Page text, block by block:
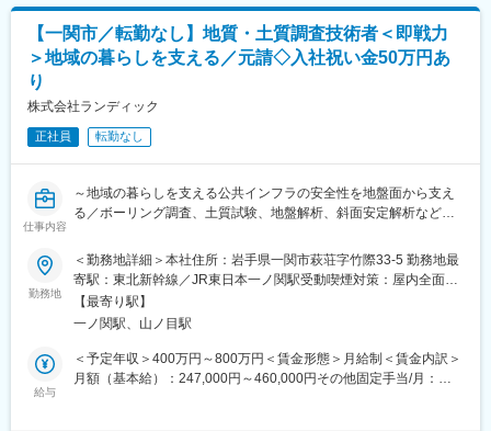
◎体系的な教育プログラムを用意しており、現場や広島本社での
定期的な教育を通じて業務を習得できます。
◎他にもキャリア採用時研修やフォローアップ研修および定期的
な安全衛生講習、特別教育の実施をしています。
め、中途入社の方も安心してスタートできます。
変更の範囲：会社の定める業務
◇路線測量、河川測量、道路・橋梁・砂防関連の現地測量
◇用地測量、境界確認、用地幅杭設置、土地調書・用地図等の作
◇３Dレーザースキャナー、UAVを活用した測量・点群データ処
◇測量成果、図面、数量資料、報告書の作成
◇後進技術者の指導・育成
◇元請として発注者と直接折衝するため、現場起点で社会インフ
ラ整備に貢献できます
◇道路・橋梁・河川砂防など、地域の暮らしを支える公共案件に
携われます
ップが叶う環境です
【一関市／転勤なし】地質・土質調査技術者＜即戦力
＞地域の暮らしを支える／元請◇入社祝い金50万円あ
り
株式会社ランディック
正社員 転勤なし
仕事内容
～地域の暮らしを支える公共インフラの安全性を地盤面から支え
る／ボーリング調査、土質試験、地盤解析、斜面安定解析など、
れる環境／入社祝い金50万円あり～
■ポジションの魅力：
◎入社祝い金50万円あり
◎3Dレーザースキャナー・UAV測量・BIM/CIM、生成AI活用等の
最新技術を推進中
◎年間休日125日・月平均残業15時間。暮らしと仕事の両立を実
現
勤務地
＜勤務地詳細＞本社住所：岩手県一関市萩荘字竹際33-5 勤務地最
寄駅：東北新幹線／JR東日本一ノ関駅受動喫煙対策：屋内全面禁
煙変更の範囲：会社の定める事業所
【最寄り駅】
一ノ関駅、山ノ目駅
給与
＜予定年収＞400万円～800万円＜賃金形態＞月給制＜賃金内訳＞
月額（基本給）：247,000円～460,000円その他固定手当/月：